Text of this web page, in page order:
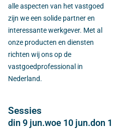
alle aspecten van het vastgoed
zijn we een solide partner en
interessante werkgever. Met al
onze producten en diensten
richten wij ons op de
vastgoedprofessional in
Nederland.
Sessies
din 9 jun.woe 10 jun.don 11 jun.